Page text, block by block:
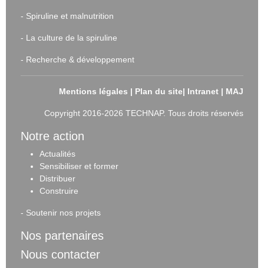
- Spiruline et malnutrition
- La culture de la spiruline
- Recherche & développement
Mentions légales | Plan du site| Intranet | MAJ
Copyright 2016-2026 TECHNAP. Tous droits réservés
Notre action
Actualités
Sensibiliser et former
Distribuer
Construire
- Soutenir nos projets
Nos partenaires
Nous contacter